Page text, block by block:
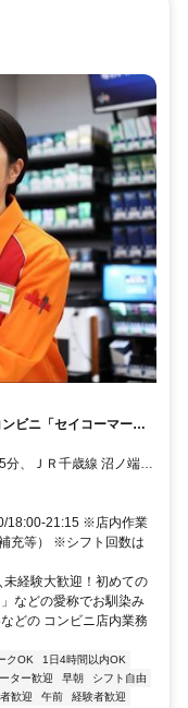
ビニ「セイコーマー
分、ＪＲ千歳線 沼ノ端南
18:00-21:15 ※店内作業
充等） ※シフト回数は
経験大歓迎！初めての
などの愛称でお馴染み
どの コンビニ店内業務
クOK
1日4時間以内OK
ター歓迎 早朝
シフト自由
歓迎 午前
経験者歓迎